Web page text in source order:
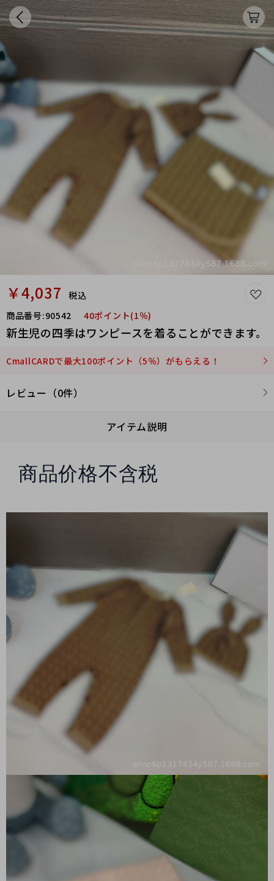
￥4,037
税込
商品番号:90542 40ポイント(1％)
新生児の四季はワンピースを着ることができます。
CmallCARDで最大100ポイント（5％）がもらえる！
レビュー（0件）
アイテム説明
商品价格不含税